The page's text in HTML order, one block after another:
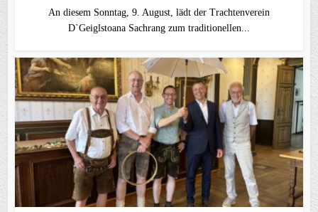
An diesem Sonntag, 9. August, lädt der Trachtenverein
D`Geiglstoana Sachrang zum traditionellen...